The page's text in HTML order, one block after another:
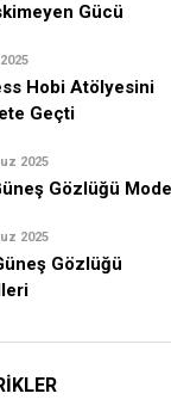
Gücü
Hobi Atölyesini
Geçti
2025
Gözlüğü
2025
Gözlüğü